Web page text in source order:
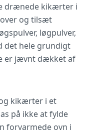
drænede kikærter i
og tilsæt
løgpulver,
det hele grundigt
er jævnt dækket af
kikærter i et
på ikke at fylde
forvarmede ovn i